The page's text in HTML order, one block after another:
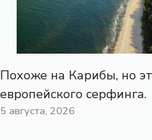
Похоже на Карибы, но
европейского серфинга.
5 августа, 2026